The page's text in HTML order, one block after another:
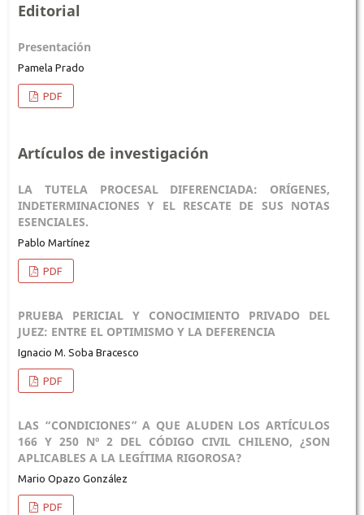
Editorial
Presentación
Pamela Prado
PDF
Artículos de investigación
LA TUTELA PROCESAL DIFERENCIADA: ORÍGENES,
INDETERMINACIONES Y EL RESCATE DE SUS NOTAS
ESENCIALES.
Pablo Martínez
PDF
PRUEBA PERICIAL Y CONOCIMIENTO PRIVADO DEL
JUEZ: ENTRE EL OPTIMISMO Y LA DEFERENCIA
Ignacio M. Soba Bracesco
PDF
LAS “CONDICIONES” A QUE ALUDEN LOS ARTÍCULOS
166 Y 250 Nº 2 DEL CÓDIGO CIVIL CHILENO, ¿SON
APLICABLES A LA LEGÍTIMA RIGOROSA?
Mario Opazo González
PDF